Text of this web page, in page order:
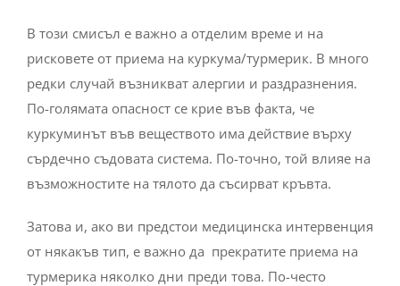
В този смисъл е важно а отделим време и на
рисковете от приема на куркума/турмерик. В много
редки случай възникват алергии и раздразнения.
По-голямата опасност се крие във факта, че
куркуминът във веществото има действие върху
сърдечно съдовата система. По-точно, той влияе на
възможностите на тялото да съсирват кръвта.
Затова и, ако ви предстои медицинска интервенция
от някакъв тип, е важно да прекратите приема на
турмерика няколко дни преди това. По-често